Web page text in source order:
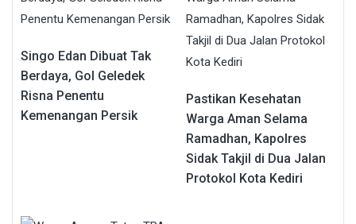
Singo Edan Dibuat Tak
Berdaya, Gol Geledek
Risna Penentu
Kemenangan Persik
Pastikan Kesehatan
Warga Aman Selama
Ramadhan, Kapolres
Sidak Takjil di Dua Jalan
Protokol Kota Kediri